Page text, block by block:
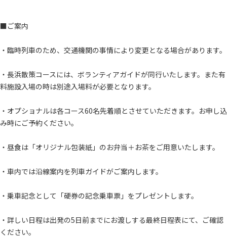
■ご案内
・臨時列車のため、交通機関の事情により変更となる場合があります。
・長浜散策コースには、ボランティアガイドが同行いたします。また有
料施設入場の時は別途入場料が必要となります。
・オプショナルは各コース60名先着順とさせていただきます。お申し込
み時にご予約ください。
・昼食は「オリジナル包装紙」のお弁当＋お茶をご用意いたします。
・車内では沿線案内を列車ガイドがご案内します。
・乗車記念として「硬券の記念乗車票」をプレゼントします。
・詳しい日程は出発の5日前までにお渡しする最終日程表にて、ご確認
ください。